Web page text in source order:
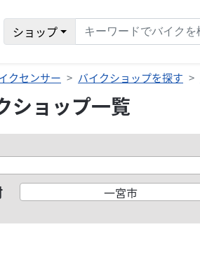
ショップ
クセンサー バイクショップを探す
ショップ一覧
一宮市